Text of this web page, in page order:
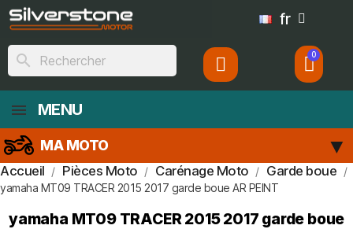
fr
search
MENU
MA MOTO
Accueil Pièces Moto Carénage Moto Garde boue
yamaha MT09 TRACER 2015 2017 garde boue AR PEINT
yamaha MT09 TRACER 2015 2017 garde boue